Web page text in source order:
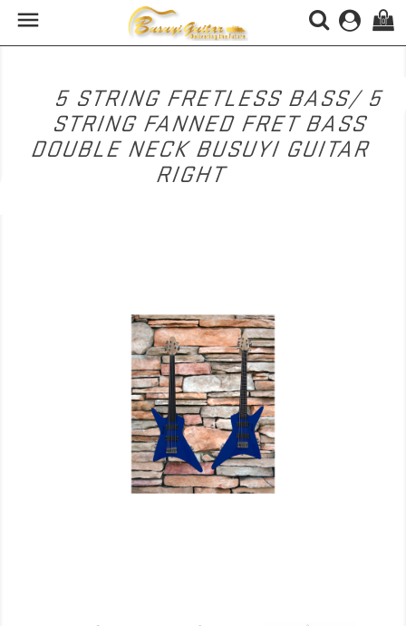
 (0)
5 STRING FRETLESS BASS/ 5
STRING FANNED FRET BASS
DOUBLE NECK BUSUYI GUITAR
RIGHT